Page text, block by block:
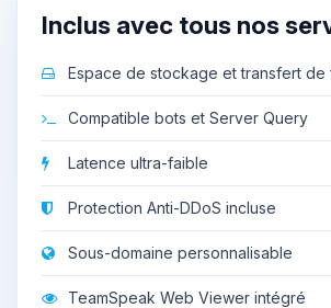
Inclus avec tous nos
Espace de stockage et transfert de
Compatible bots et Server Query
Latence ultra-faible
Protection Anti-DDoS incluse
Sous-domaine personnalisable
TeamSpeak Web Viewer intégré